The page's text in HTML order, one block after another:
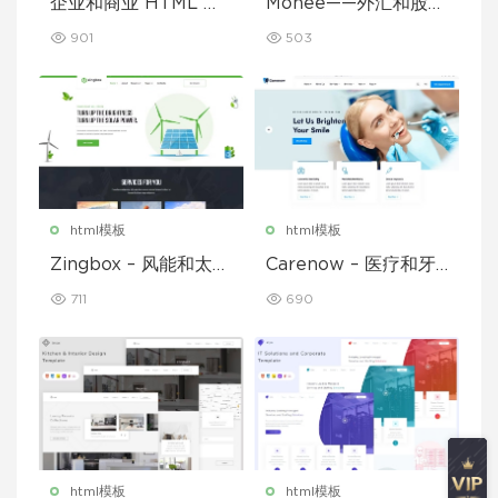
901 503
html模板
Zingbox – 风能和太阳
711
html模板
Carenow – 医疗和牙
690
html模板 html模板